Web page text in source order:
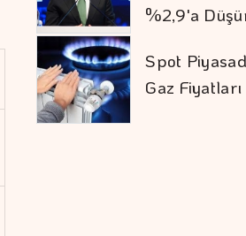
%2,9'a
Spot
Gaz Fiyatları